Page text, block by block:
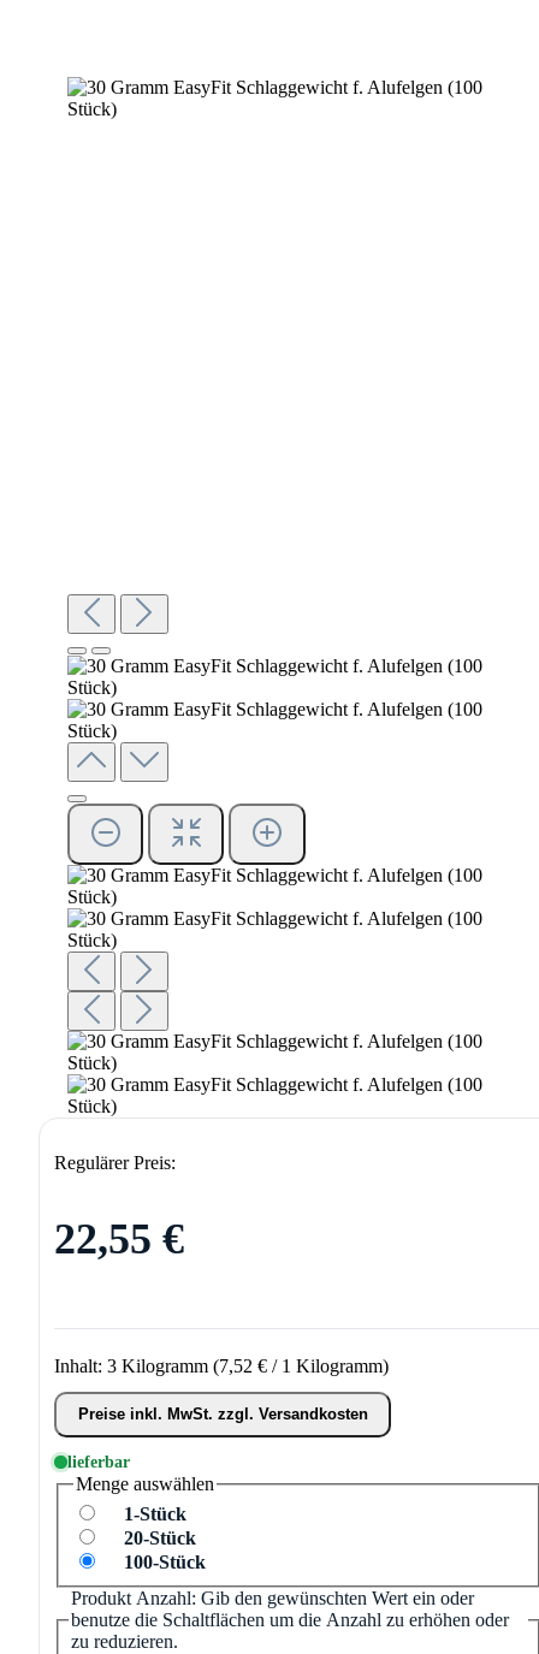
Regulärer Preis:
22,55 €
Inhalt: 3 Kilogramm (7,52 € / 1 Kilogramm)
Preise inkl. MwSt. zzgl. Versandkosten
lieferbar
Menge auswählen
1-Stück
20-Stück
100-Stück
Produkt Anzahl: Gib den gewünschten Wert ein oder
benutze die Schaltflächen um die Anzahl zu erhöhen oder
zu reduzieren.